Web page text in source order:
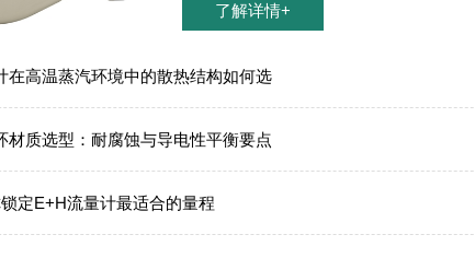
了解详情+
在高温蒸汽环境中的散热结构如何选
材质选型：耐腐蚀与导电性平衡要点
定E+H流量计最适合的量程